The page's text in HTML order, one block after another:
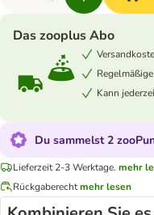
Das zooplus Abo
Kann
Du sammelst 2
Lieferzeit 2-3 Werktage. mehr
Rückgaberechtmehr lesen